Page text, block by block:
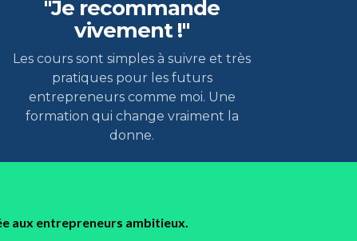
"Je recommande
vivement !"
Les cours sont simples à suivre et très
pratiques pour les futurs
entrepreneurs comme moi. Une
formation qui change vraiment la
donne.
aux entrepreneurs ambitieux.